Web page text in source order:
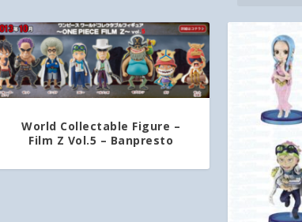
World Collectable Figure –
Film Z Vol.5 – Banpresto